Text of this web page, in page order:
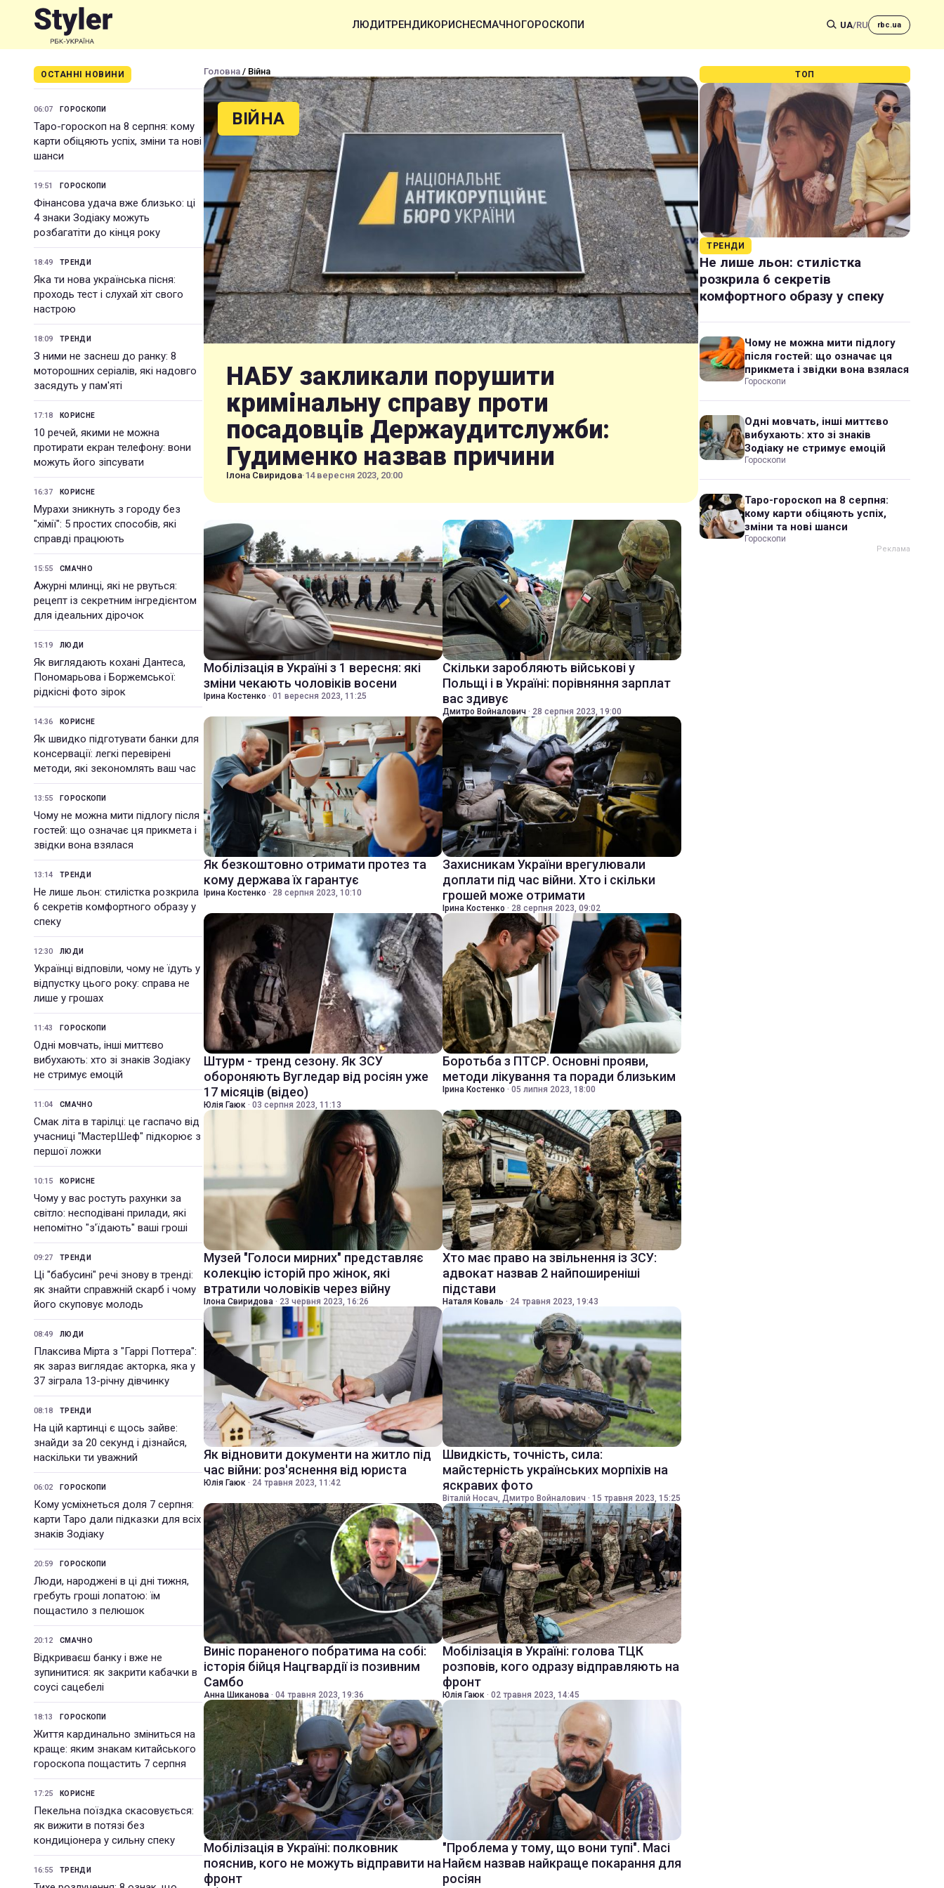
ЛЮДИТРЕНДИКОРИСНЕСМАЧНОГОРОСКОПИ UA/RU rbc.ua
ОСТАННІ НОВИНИ
06:07 ГОРОСКОПИ
Таро-гороскоп на 8 серпня: кому
карти обіцяють успіх, зміни та нові
шанси
19:51 ГОРОСКОПИ
Фінансова удача вже близько: ці
4 знаки Зодіаку можуть
розбагатіти до кінця року
18:49 ТРЕНДИ
Яка ти нова українська пісня:
проходь тест і слухай хіт свого
настрою
18:09 ТРЕНДИ
З ними не заснеш до ранку: 8
моторошних серіалів, які надовго
засядуть у пам'яті
17:18 КОРИСНЕ
10 речей, якими не можна
протирати екран телефону: вони
можуть його зіпсувати
16:37 КОРИСНЕ
Мурахи зникнуть з городу без
"хімії": 5 простих способів, які
справді працюють
15:55 СМАЧНО
Ажурні млинці, які не рвуться:
рецепт із секретним інгредієнтом
для ідеальних дірочок
15:19 ЛЮДИ
Як виглядають кохані Дантеса,
Пономарьова і Боржемської:
рідкісні фото зірок
14:36 КОРИСНЕ
Як швидко підготувати банки для
консервації: легкі перевірені
методи, які зекономлять ваш час
13:55 ГОРОСКОПИ
Чому не можна мити підлогу після
гостей: що означає ця прикмета і
звідки вона взялася
13:14 ТРЕНДИ
Не лише льон: стилістка розкрила
6 секретів комфортного образу у
спеку
12:30 ЛЮДИ
Українці відповіли, чому не їдуть у
відпустку цього року: справа не
лише у грошах
11:43 ГОРОСКОПИ
Одні мовчать, інші миттєво
вибухають: хто зі знаків Зодіаку
не стримує емоцій
11:04 СМАЧНО
Смак літа в тарілці: це гаспачо від
учасниці "МастерШеф" підкорює з
першої ложки
10:15 КОРИСНЕ
Чому у вас ростуть рахунки за
світло: несподівані прилади, які
непомітно "з'їдають" ваші гроші
09:27 ТРЕНДИ
Ці "бабусині" речі знову в тренді:
як знайти справжній скарб і чому
його скуповує молодь
08:49 ЛЮДИ
Плаксива Мірта з "Гаррі Поттера":
як зараз виглядає акторка, яка у
37 зіграла 13-річну дівчинку
08:18 ТРЕНДИ
На цій картинці є щось зайве:
знайди за 20 секунд і дізнайся,
наскільки ти уважний
06:02 ГОРОСКОПИ
Кому усміхнеться доля 7 серпня:
карти Таро дали підказки для всіх
знаків Зодіаку
20:59 ГОРОСКОПИ
Люди, народжені в ці дні тижня,
гребуть гроші лопатою: їм
пощастило з пелюшок
20:12 СМАЧНО
Відкриваєш банку і вже не
зупинитися: як закрити кабачки в
соусі сацебелі
18:13 ГОРОСКОПИ
Життя кардинально зміниться на
краще: яким знакам китайського
гороскопа пощастить 7 серпня
17:25 КОРИСНЕ
Пекельна поїздка скасовується:
як вижити в потязі без
кондиціонера у сильну спеку
16:55 ТРЕНДИ
Головна / Війна
ВІЙНА
НАБУ закликали порушити
кримінальну справу проти
посадовців Держаудитслужби:
Гудименко назвав причини
Ілона Свиридова·14 вересня 2023, 20:00
Мобілізація в Україні з 1 вересня: які
зміни чекають чоловіків восени
Ірина Костенко · 01 вересня 2023, 11:25
Скільки заробляють військові у
Польщі і в Україні: порівняння зарплат
вас здивує
Дмитро Войналович · 28 серпня 2023, 19:00
Як безкоштовно отримати протез та
кому держава їх гарантує
Ірина Костенко · 28 серпня 2023, 10:10
Захисникам України врегулювали
доплати під час війни. Хто і скільки
грошей може отримати
Ірина Костенко · 28 серпня 2023, 09:02
Штурм - тренд сезону. Як ЗСУ
обороняють Вугледар від росіян уже
17 місяців (відео)
Юлія Гаюк · 03 серпня 2023, 11:13
Боротьба з ПТСР. Основні прояви,
методи лікування та поради близьким
Ірина Костенко · 05 липня 2023, 18:00
Музей "Голоси мирних" представляє
колекцію історій про жінок, які
втратили чоловіків через війну
Ілона Свиридова · 23 червня 2023, 16:26
Хто має право на звільнення із ЗСУ:
адвокат назвав 2 найпоширеніші
підстави
Наталя Коваль · 24 травня 2023, 19:43
Як відновити документи на житло під
час війни: роз'яснення від юриста
Юлія Гаюк · 24 травня 2023, 11:42
Швидкість, точність, сила:
майстерність українських морпіхів на
яскравих фото
Віталій Носач, Дмитро Войналович · 15 травня 2023, 15:25
Виніс пораненого побратима на собі:
історія бійця Нацгвардії із позивним
Самбо
Анна Шиканова · 04 травня 2023, 19:36
Мобілізація в Україні: голова ТЦК
розповів, кого одразу відправляють на
фронт
Юлія Гаюк · 02 травня 2023, 14:45
Мобілізація в Україні: полковник
пояснив, кого не можуть відправити на
фронт
"Проблема у тому, що вони тупі". Масі
Найєм назвав найкраще покарання для
росіян
ТОП
ТРЕНДИ
Не лише льон: стилістка
розкрила 6 секретів
комфортного образу у спеку
Чому не можна мити підлогу
після гостей: що означає ця
прикмета і звідки вона взялася
Гороскопи
Одні мовчать, інші миттєво
вибухають: хто зі знаків
Зодіаку не стримує емоцій
Гороскопи
Таро-гороскоп на 8 серпня:
кому карти обіцяють успіх,
зміни та нові шанси
Гороскопи